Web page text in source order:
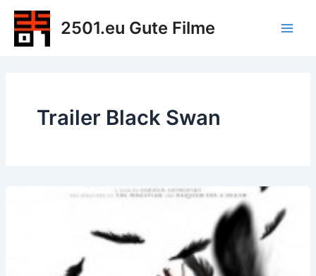
Zum
Inhalt
springen
2501.eu Gute Filme
Trailer Black Swan